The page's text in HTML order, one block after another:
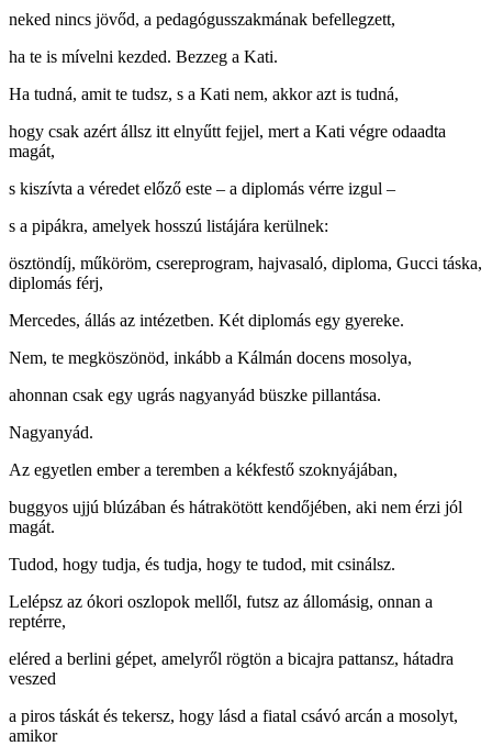
neked nincs jövőd, a pedagógusszakmának befellegzett,
ha te is mívelni kezded. Bezzeg a Kati.
Ha tudná, amit te tudsz, s a Kati nem, akkor azt is tudná,
hogy csak azért állsz itt elnyűtt fejjel, mert a Kati végre odaadta
magát,
s kiszívta a véredet előző este – a diplomás vérre izgul –
s a pipákra, amelyek hosszú listájára kerülnek:
ösztöndíj, műköröm, csereprogram, hajvasaló, diploma, Gucci táska,
diplomás férj,
Mercedes, állás az intézetben. Két diplomás egy gyereke.
Nem, te megköszönöd, inkább a Kálmán docens mosolya,
ahonnan csak egy ugrás nagyanyád büszke pillantása.
Nagyanyád.
Az egyetlen ember a teremben a kékfestő szoknyájában,
buggyos ujjú blúzában és hátrakötött kendőjében, aki nem érzi jól
magát.
Tudod, hogy tudja, és tudja, hogy te tudod, mit csinálsz.
Lelépsz az ókori oszlopok mellől, futsz az állomásig, onnan a
reptérre,
eléred a berlini gépet, amelyről rögtön a bicajra pattansz, hátadra
veszed
a piros táskát és tekersz, hogy lásd a fiatal csávó arcán a mosolyt,
amikor